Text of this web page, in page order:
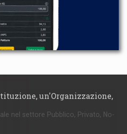
un'Organizzazione,
nel settore Pubblico, Privato, No-